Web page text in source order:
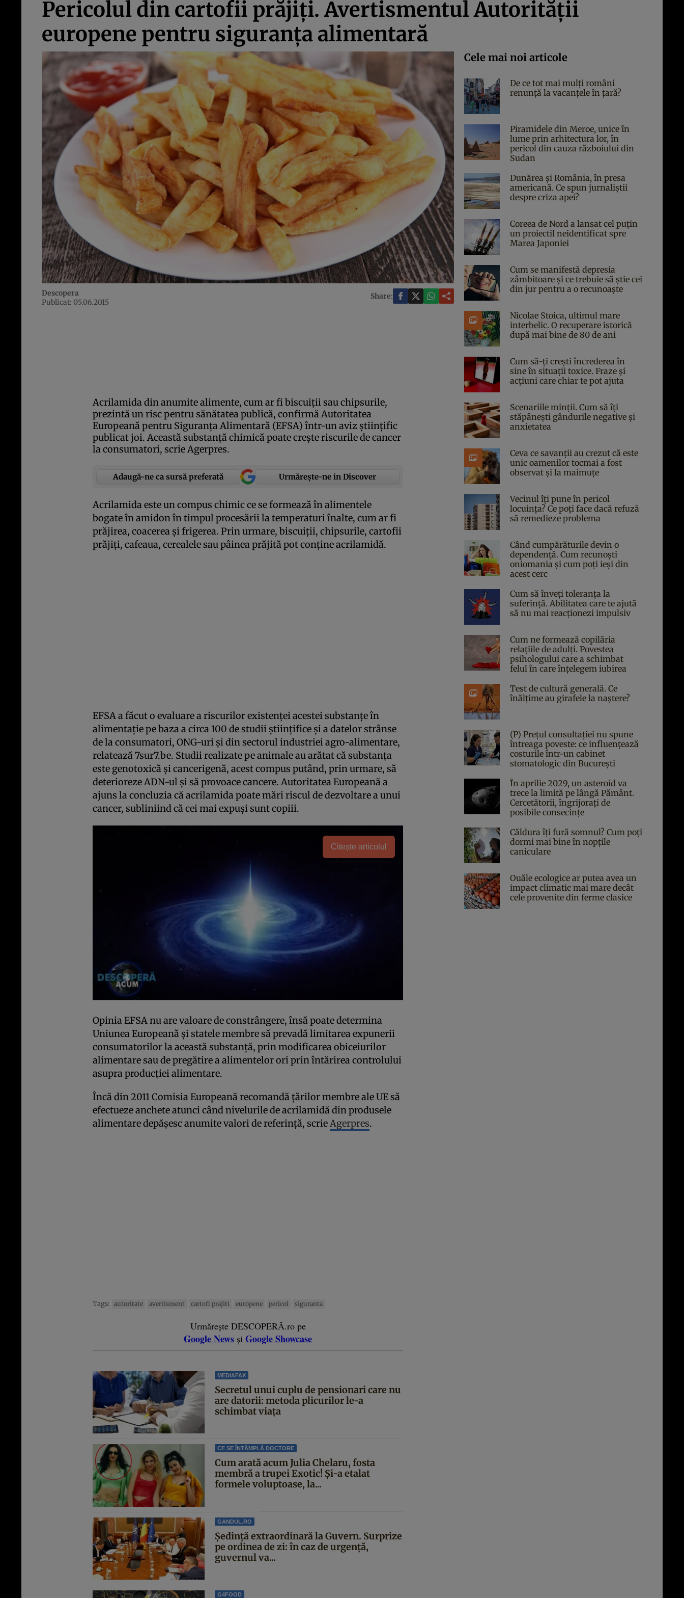
Pericolul din cartofii prăjiţi. Avertismentul Autorităţii
europene pentru siguranţa alimentară
Descopera
Publicat: 05.06.2015
Share:
Acrilamida din anumite alimente, cum ar fi biscuiţii sau chipsurile,
prezintă un risc pentru sănătatea publică, confirmă Autoritatea
Europeană pentru Siguranţa Alimentară (EFSA) într-un aviz ştiinţific
publicat joi. Această substanţă chimică poate creşte riscurile de cancer
la consumatori, scrie Agerpres.
Adaugă-ne ca sursă preferată Urmărește-ne in Discover
Acrilamida este un compus chimic ce se formează în alimentele
bogate în amidon în timpul procesării la temperaturi înalte, cum ar fi
prăjirea, coacerea şi frigerea. Prin urmare, biscuiţii, chipsurile, cartofii
prăjiţi, cafeaua, cerealele sau pâinea prăjită pot conţine acrilamidă.
EFSA a făcut o evaluare a riscurilor existenţei acestei substanţe în
alimentaţie pe baza a circa 100 de studii ştiinţifice şi a datelor strânse
de la consumatori, ONG-uri şi din sectorul industriei agro-alimentare,
relatează 7sur7.be. Studii realizate pe animale au arătat că substanţa
este genotoxică şi cancerigenă, acest compus putând, prin urmare, să
deterioreze ADN-ul şi să provoace cancere. Autoritatea Europeană a
ajuns la concluzia că acrilamida poate mări riscul de dezvoltare a unui
cancer, subliniind că cei mai expuşi sunt copiii.
Citește articolul
Opinia EFSA nu are valoare de constrângere, însă poate determina
Uniunea Europeană şi statele membre să prevadă limitarea expunerii
consumatorilor la această substanţă, prin modificarea obiceiurilor
alimentare sau de pregătire a alimentelor ori prin întărirea controlului
asupra producţiei alimentare.
Încă din 2011 Comisia Europeană recomandă ţărilor membre ale UE să
efectueze anchete atunci când nivelurile de acrilamidă din produsele
alimentare depăşesc anumite valori de referinţă, scrieAgerpres.
Tags: autoritate avertisment cartofi prajiti europene pericol siguranta
Urmărește DESCOPERĂ.ro pe
Google News și Google Showcase
MEDIAFAX
Secretul unui cuplu de pensionari care nu
are datorii: metoda plicurilor le-a
schimbat viața
CE SE ÎNTÂMPLĂ DOCTORE
Cum arată acum Julia Chelaru, fosta
membră a trupei Exotic! Și-a etalat
formele voluptoase, la...
GANDUL.RO
Şedinţă extraordinară la Guvern. Surprize
pe ordinea de zi: în caz de urgență,
guvernul va...
G4FOOD
Cele mai noi articole
De ce tot mai mulți români
renunță la vacanțele în țară?
Piramidele din Meroe, unice în
lume prin arhitectura lor, în
pericol din cauza războiului din
Sudan
Dunărea și România, în presa
americană. Ce spun jurnaliștii
despre criza apei?
Coreea de Nord a lansat cel puțin
un proiectil neidentificat spre
Marea Japoniei
Cum se manifestă depresia
zâmbitoare și ce trebuie să știe cei
din jur pentru a o recunoaște
Nicolae Stoica, ultimul mare
interbelic. O recuperare istorică
după mai bine de 80 de ani
Cum să-ți crești încrederea în
sine în situații toxice. Fraze și
acțiuni care chiar te pot ajuta
Scenariile minții. Cum să îți
stăpânești gândurile negative și
anxietatea
Ceva ce savanții au crezut că este
unic oamenilor tocmai a fost
observat și la maimuțe
Vecinul îți pune în pericol
locuința? Ce poți face dacă refuză
să remedieze problema
Când cumpărăturile devin o
dependență. Cum recunoști
oniomania și cum poți ieși din
acest cerc
Cum să înveți toleranța la
suferință. Abilitatea care te ajută
să nu mai reacționezi impulsiv
Cum ne formează copilăria
relațiile de adulți. Povestea
psihologului care a schimbat
felul în care înțelegem iubirea
Test de cultură generală. Ce
înălțime au girafele la naștere?
(P) Prețul consultației nu spune
întreaga poveste: ce influențează
costurile într-un cabinet
stomatologic din București
În aprilie 2029, un asteroid va
trece la limită pe lângă Pământ.
Cercetătorii, îngrijorați de
posibile consecințe
Căldura îți fură somnul? Cum poți
dormi mai bine în nopțile
caniculare
Ouăle ecologice ar putea avea un
impact climatic mai mare decât
cele provenite din ferme clasice